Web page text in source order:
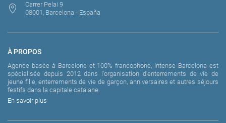
Carrer Pelai 9
08001, Barcelona - España
À PROPOS
Agence basée à Barcelone et 100% francophone, Intense Barcelona est
spécialisée depuis 2012 dans l'organisation d'enterrements de vie de
jeune fille, enterrements de vie de garçon, anniversaires et autres séjours
festifs dans la capitale catalane.
En savoir plus